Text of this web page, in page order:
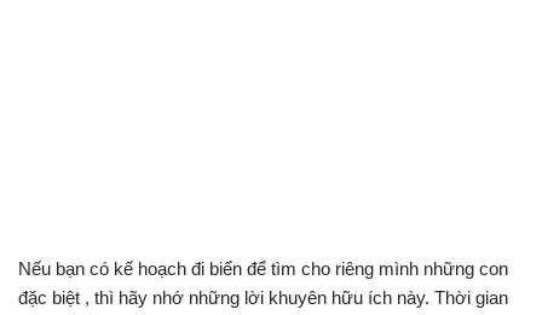
Nếu bạn có kế hoạch đi biển để tìm cho riêng mình những con
đặc biệt , thì hãy nhớ những lời khuyên hữu ích này. Thời gian